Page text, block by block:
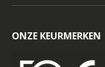
ONZE KEURMERKEN